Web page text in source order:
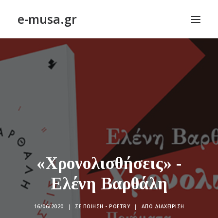
e-musa.gr
ΤΕΧΝΗ~ΛΟΓΙΟΝ – ART~ORAMA
ΑΠΟΔΕΛΤΙΩΣΗ
BLOG
ΣΥΝΤΑΚΤΙΚΗ ΟΜΑΔΑ
ΕΠΙΚΟΙΝΩΝΙΑ
ΑΝΑΖΉΤΗΣΗ
«Χρονολισθήσεις» -
Ελένη Βαρθάλη
16/06/2020 | ΣΕ ΠΟΊΗΣΗ - POETRY | ΑΠΌ ΔΙΑΧΕΊΡΙΣΗ